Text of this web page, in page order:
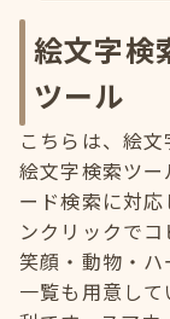
絵文字検
ツール
こちらは、絵
絵文字検索ツ
ード検索に対
ンクリックでコ
笑顔・動物・
一覧も用意し